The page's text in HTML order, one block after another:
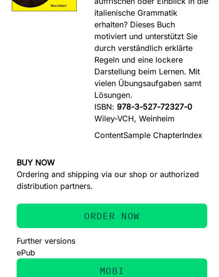
italienische Grammatik
erhalten? Dieses Buch
motiviert und unterstützt Sie
durch verständlich erklärte
Regeln und eine lockere
Darstellung beim Lernen. Mit
vielen Übungsaufgaben samt
Lösungen.
ISBN: 978-3-527-72327-0
Wiley-VCH, Weinheim
ContentSample ChapterIndex
BUY NOW
Ordering and shipping via our shop or authorized
distribution partners.
ORDER NOW
Further versions
ePub
MOBI